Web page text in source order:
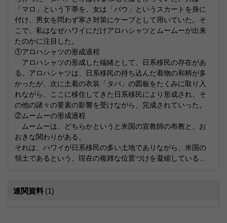
「マロ」という下帯を、女は「パウ」というスカートを身に
付け、男女を問わず寒さ対策にケープとして用いていた。そ
こで、私はなぜハワイにだけアロハシャツとムームーが出来
たのかに注目した。
①アロハシャツの形成過程
アロハシャツの形成した端緒として、日系移民の存在があ
る。アロハシャツは、日系移民の持ち込んだ着物の和柄が多
かったが、次に土着の衣装「タパ」の図板をたくみに取り入
れながら、ここに移住してきた日系移民により形成され、そ
の他の諸々の要素の影響を受けながら、完成されていった。
②ムームーの形成過程
ムームーは、どちらかというと米国の宣教師の布教と、お
おきな関わりがある。
それは、ハワイが日系移民の多い土地でありながら、米国の
領土であるという、現在の複雑な位置づけを凝縮している...
連関資料 (1)